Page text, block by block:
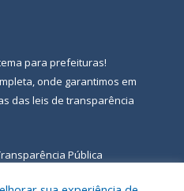
para prefeituras!
onde garantimos em
das leis de transparência
Pública